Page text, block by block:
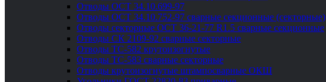
Отводы ОСТ 34.10.699-97
Отводы ОСТ 34.10.752-97 сварные секционные (секторные)
Отводы секторные ОСТ 36-21-77 R1.5 сварные секционные
Отводы СК 2109-92 сварные секторные
Отводы ТС-582 крутоизогнутые
Отводы ТС-583 сварные секторные
Отводы крутоизогнутые штампосварные ОКШ